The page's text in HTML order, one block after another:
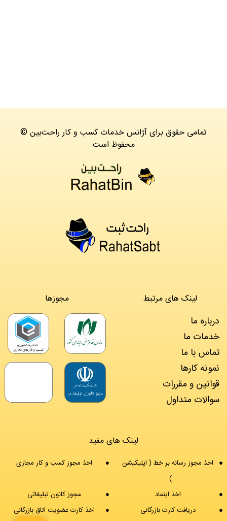
© تمامی حقوق برای آژانس خدمات کسب و کار راحت‌بین
محفوظ است
مجوزها لینک های مرتبط
درباره ما
خدمات ما
تماس با ما
نمونه کارها
قوانین و مقررات
سوالات متداول
لینک های مفید
اخذ مجوز رسانه بر خط ( اپلیکیشن
)
اخذ مجوز کسب و کار مجازی
اخذ اینماد
مجوز کانون تبلیغاتی
دریافت کارت بازرگانی
اخذ کارت عضویت اتاق بازرگانی